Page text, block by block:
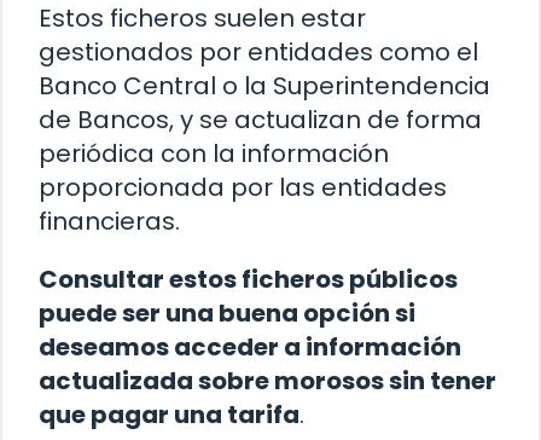
Estos ficheros suelen estar
gestionados por entidades como el
Banco Central o la Superintendencia
de Bancos, y se actualizan de forma
periódica con la información
proporcionada por las entidades
financieras.
Consultar estos ficheros públicos
puede ser una buena opción si
deseamos acceder a información
actualizada sobre morosos sin tener
que pagar una tarifa.